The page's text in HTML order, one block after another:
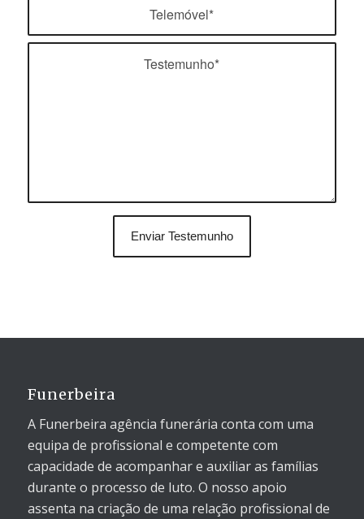
Funerbeira
A Funerbeira agência funerária conta com uma
equipa de profissional e competente com
capacidade de acompanhar e auxiliar as famílias
durante o processo de luto. O nosso apoio
assenta na criação de uma relação profissional de